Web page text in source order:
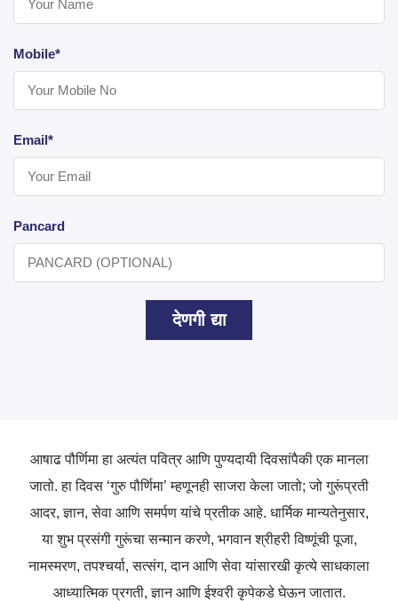
Mobile*
Email*
Pancard
देणगी द्या
आषाढ पौर्णिमा हा अत्यंत पवित्र आणि पुण्यदायी दिवसांपैकी एक मानला
जातो. हा दिवस ‘गुरु पौर्णिमा’ म्हणूनही साजरा केला जातो; जो गुरूंप्रती
आदर, ज्ञान, सेवा आणि समर्पण यांचे प्रतीक आहे. धार्मिक मान्यतेनुसार,
या शुभ प्रसंगी गुरूंचा सन्मान करणे, भगवान श्रीहरी विष्णूंची पूजा,
नामस्मरण, तपश्चर्या, सत्संग, दान आणि सेवा यांसारखी कृत्ये साधकाला
आध्यात्मिक प्रगती, ज्ञान आणि ईश्वरी कृपेकडे घेऊन जातात.